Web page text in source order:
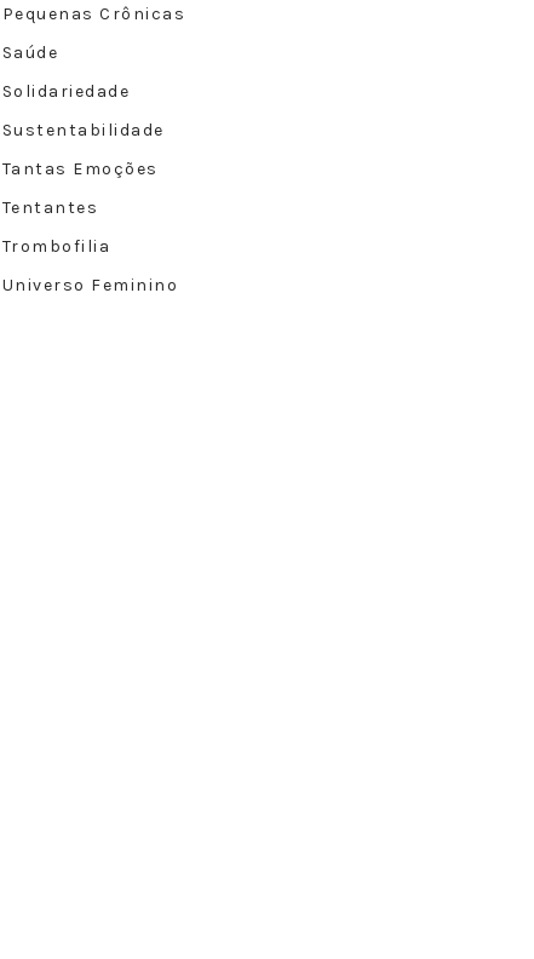
Pequenas Crônicas
Saúde
Solidariedade
Sustentabilidade
Tantas Emoções
Tentantes
Trombofilia
Universo Feminino